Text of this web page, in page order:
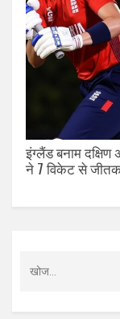
इंग्लैंड बनाम
ने 7 विकेट से